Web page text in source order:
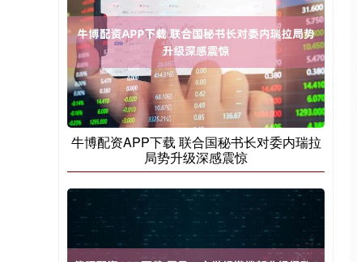
牛博配资APP下载 联合国秘书长对委内瑞拉
局势升级深感震惊